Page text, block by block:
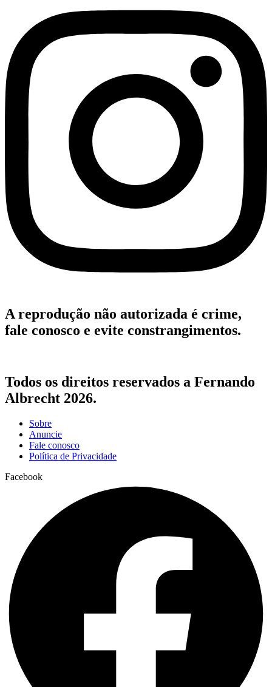
A reprodução não autorizada é crime,
fale conosco e evite constrangimentos.
Todos os direitos reservados a Fernando
Albrecht 2026.
Sobre
Anuncie
Fale conosco
Política de Privacidade
Facebook